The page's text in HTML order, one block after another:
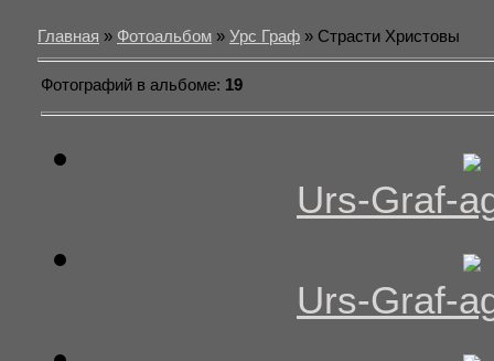
Главная » Фотоальбом » Урс Граф » Страсти Христовы
Фотографий в альбоме: 19
Urs-Graf-
Urs-Graf-